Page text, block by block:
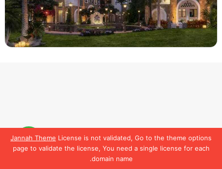
Jannah Theme License is not validated, Go to the theme options
page to validate the license, You need a single license for each
domain name.
لمعرفة تفاصيل أكترتواصل
معنا